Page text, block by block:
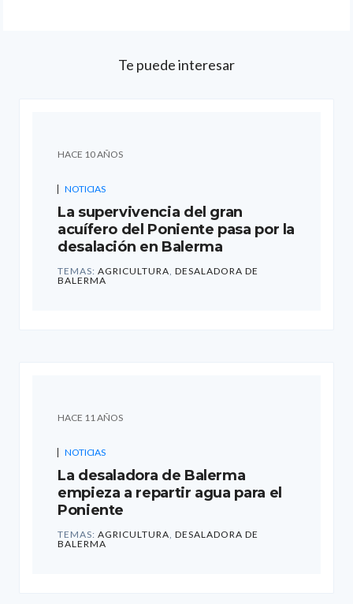
Te puede interesar
HACE 10 AÑOS
NOTICIAS
La supervivencia del gran
acuífero del Poniente pasa por la
desalación en Balerma
TEMAS: AGRICULTURA DESALADORA DE
BALERMA
HACE 11 AÑOS
NOTICIAS
La desaladora de Balerma
empieza a repartir agua para el
Poniente
TEMAS: AGRICULTURA DESALADORA DE
BALERMA